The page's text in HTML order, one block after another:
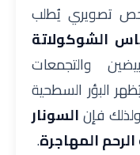
تصويري يُطلب
الشوكولاتة
والتجمعات
البؤر السطحية
فإنالسونار
المهاجرة.